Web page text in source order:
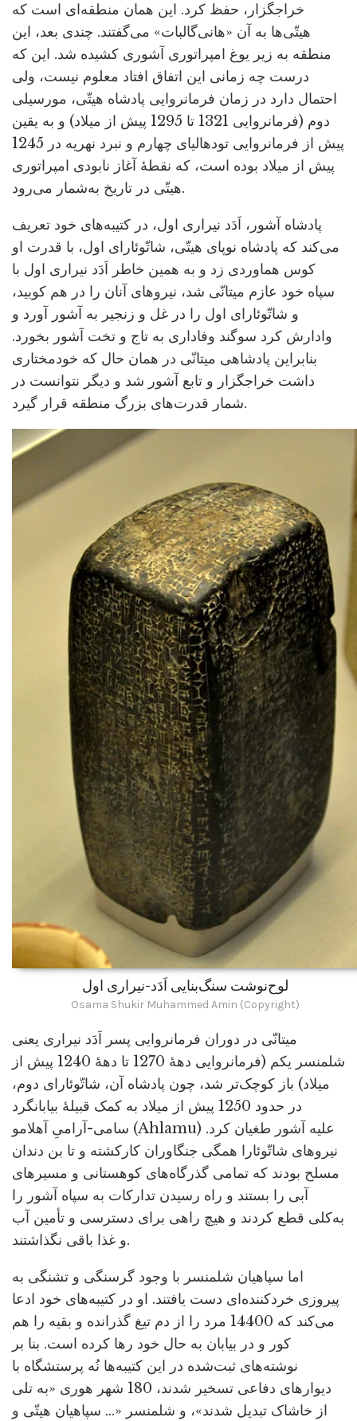
خراجگزار، حفظ کرد. این همان منطقه‌ای است که
هیتّی‌ها به آن «هانی‌گالبات» می‌گفتند. چندی بعد، این
منطقه به زیر یوغ امپراتوری آشوری کشیده شد. این که
درست چه زمانی این اتفاق افتاد معلوم نیست، ولی
احتمال دارد در زمان فرمانروایی پادشاه هیتّی، مورسیلی
دوم (فرمانروایی 1321 تا 1295 پیش از میلاد) و به یقین
پیش از فرمانروایی تودهالیای چهارم و نبرد نهریه در 1245
پیش از میلاد بوده است، که نقطۀ آغاز نابودی امپراتوری
هیتّی در تاریخ به‌شمار می‌رود.
پادشاه آشور، اَدَد نیراری اول، در کتیبه‌های خود تعریف
می‌کند که پادشاه نوپای هیتّی، شاتّوئارای اول، با قدرت او
کوس هماوردی زد و به همین خاطر اَدَد نیراری اول با
سپاه خود عازم میتانّی شد، نیروهای آنان را در هم کوبید،
و شاتّوئارای اول را در غل و زنجیر به آشور آورد و
وادارش کرد سوگند وفاداری به تاج و تخت آشور بخورد.
بنابراین پادشاهی میتانّی در همان حال که خودمختاری
داشت خراجگزار و تابع آشور شد و دیگر نتوانست در
شمار قدرت‌های بزرگ منطقه قرار گیرد.
لوح‌نوشت سنگ‌بنایی اَدَد-نیراری اول
Osama Shukir Muhammed Amin (Copyright)
میتانّی در دوران فرمانروایی پسر اَدَد نیراری یعنی
شلمنسر یکم (فرمانروایی دهۀ 1270 تا دهۀ 1240 پیش از
میلاد) باز کوچک‌تر شد، چون پادشاه آن، شاتّوئارای دوم،
در حدود 1250 پیش از میلاد به کمک قبیلۀ بیابانگرد
سامی-آرامیِ آهلامو (Ahlamu) علیه آشور طغیان کرد.
نیروهای شاتّوئارا همگی جنگاوران کارکشته و تا بن دندان
مسلح بودند که تمامی گذرگاه‌های کوهستانی و مسیرهای
آبی را بستند و راه رسیدن تدارکات به سپاه آشور را
به‌کلی قطع کردند و هیچ راهی برای دسترسی و تأمین آب
و غذا باقی نگذاشتند.
اما سپاهیان شلمنسر با وجود گرسنگی و تشنگی به
پیروزی خردکننده‌ای دست یافتند. او در کتیبه‌های خود ادعا
می‌کند که 14400 مرد را از دم تیغ گذرانده و بقیه را هم
کور و در بیابان به حال خود رها کرده است. بنا بر
نوشته‌های ثبت‌شده در این کتیبه‌ها نُه پرستشگاه با
دیوارهای دفاعی تسخیر شدند، 180 شهر هوری «به تلی
از خاشاک تبدیل شدند»، و شلمنسر «... سپاهیان هیتّی و